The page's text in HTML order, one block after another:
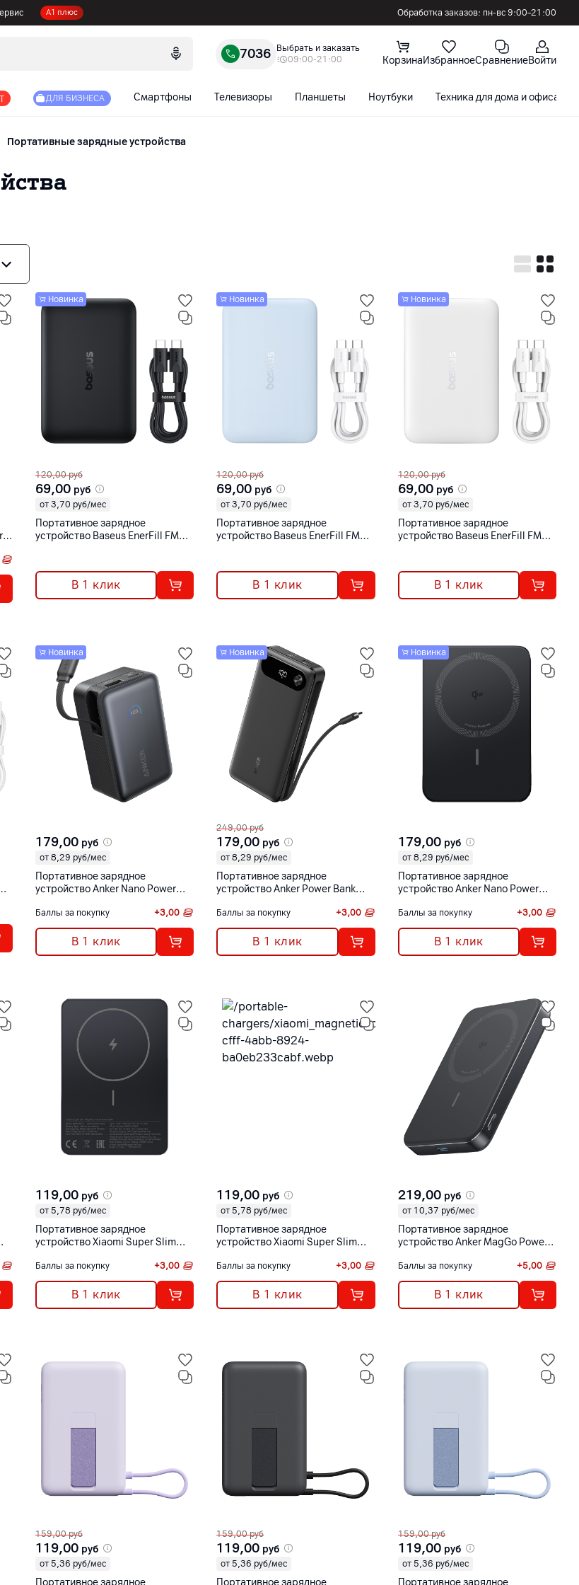
А1 плюс Обработка заказов: пн-вс 9:00–21:00
7036
Выбрать и заказать
09:00-21:00
КорзинаИзбранноеСравнениеВойти
ДЛЯ БИЗНЕСА Смартфоны Телевизоры Планшеты Ноутбуки Техника для дома и офиса
Портативные зарядные устройства
Новинка
120,00 руб
69,00 руб
от 3,70 руб/мес
Портативное зарядное
устройство Baseus EnerFill FM11
В 1 клик
Новинка
120,00 руб
69,00 руб
от 3,70 руб/мес
Портативное зарядное
устройство Baseus EnerFill FM11
В 1 клик
Новинка
120,00 руб
69,00 руб
от 3,70 руб/мес
Портативное зарядное
устройство Baseus EnerFill FM11
В 1 клик
Новинка
179,00 руб
от 8,29 руб/мес
Портативное зарядное
устройство Anker Nano Power
выдвижной кабель USB Type-C)
черный [A1638H11]
Баллы за покупку +3,00
В 1 клик
Новинка
249,00 руб
179,00 руб
от 8,29 руб/мес
Портативное зарядное
устройство Anker Power Bank
кабель USB Type-C) черный
[A1383H11]
Баллы за покупку +3,00
В 1 клик
Новинка
179,00 руб
от 8,29 руб/мес
Портативное зарядное
устройство Anker Nano Power
черный [A1665H11]
Баллы за покупку +3,00
В 1 клик
119,00 руб
от 5,78 руб/мес
Портативное зарядное
устройство Xiaomi Super Slim
черный [WPB0507S]
Баллы за покупку +3,00
В 1 клик
119,00 руб
от 5,78 руб/мес
Портативное зарядное
устройство Xiaomi Super Slim
фиолетовый [WPB0507S]
Баллы за покупку +3,00
В 1 клик
219,00 руб
от 10,37 руб/мес
Портативное зарядное
устройство Anker MagGo Power
черный [A1664]
Баллы за покупку +5,00
В 1 клик
159,00 руб
119,00 руб
от 5,36 руб/мес
Портативное зарядное
159,00 руб
119,00 руб
от 5,36 руб/мес
Портативное зарядное
159,00 руб
119,00 руб
от 5,36 руб/мес
Портативное зарядное